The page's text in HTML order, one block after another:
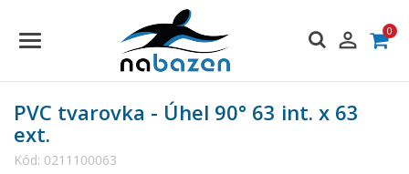
 0
PVC tvarovka - Úhel 90° 63 int. x 63
ext.
Kód: 0211100063